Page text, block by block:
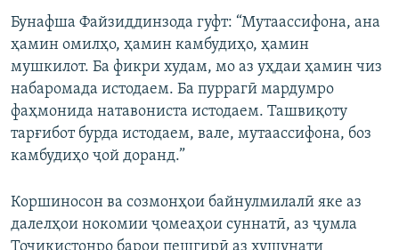
720p 1080p
720p
1080p
Бунафша Файзиддинзода гуфт: “Мутаассифона, ана
ҳамин омилҳо, ҳамин камбудиҳо, ҳамин
мушкилот. Ба фикри худам, мо аз уҳдаи ҳамин чиз
набаромада истодаем. Ба пуррагӣ мардумро
фаҳмонида натавониста истодаем. Ташвиқоту
тарғибот бурда истодаем, вале, мутаассифона, боз
камбудиҳо ҷой доранд.”
Коршиносон ва созмонҳои байнулмилалӣ яке аз
далелҳои нокомии ҷомеаҳои суннатӣ, аз ҷумла